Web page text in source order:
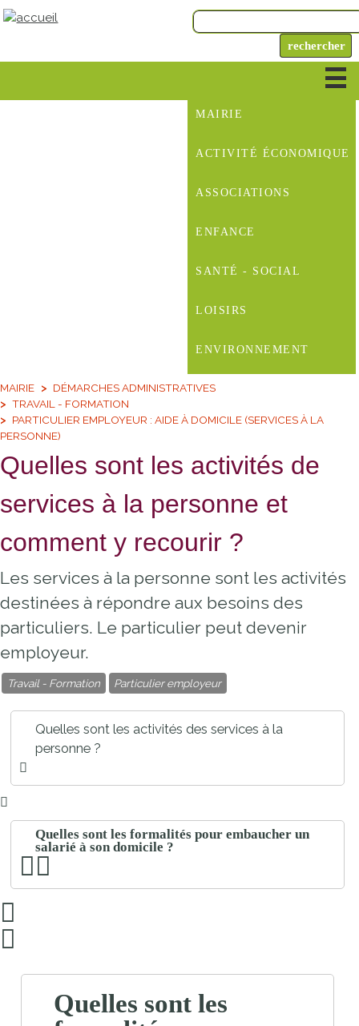
MAIRIE
ACTIVITÉ ÉCONOMIQUE
ASSOCIATIONS
ENFANCE
SANTÉ - SOCIAL
LOISIRS
ENVIRONNEMENT
MAIRIE
DÉMARCHES ADMINISTRATIVES
TRAVAIL - FORMATION
PARTICULIER EMPLOYEUR : AIDE À DOMICILE (SERVICES À LA
PERSONNE)
Quelles sont les activités de
services à la personne et
comment y recourir ?
Les services à la personne sont les activités
destinées à répondre aux besoins des
particuliers. Le particulier peut devenir
employeur.
Travail - Formation Particulier employeur
Quelles sont les activités des services à la
personne ?
Quelles sont les formalités pour embaucher un
salarié à son domicile ?
Quelles sont les